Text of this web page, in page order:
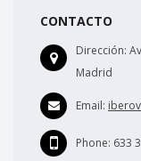
CONTACTO
Dirección:
Madrid
Email:
Phone: 633